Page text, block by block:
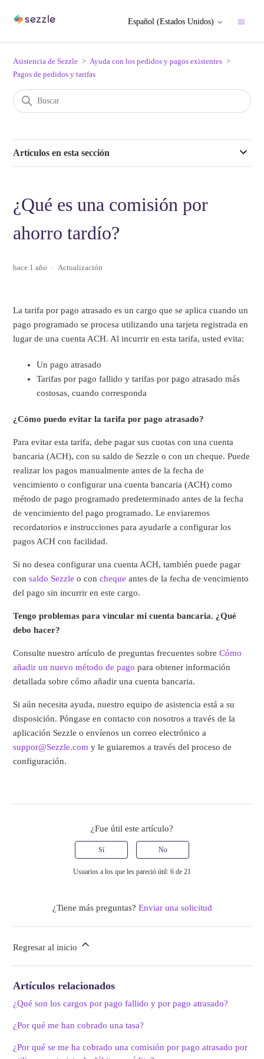
Español (Estados Unidos)
Asistencia de Sezzle
Ayuda con los pedidos y pagos existentes
Pagos de pedidos y tarifas
Artículos en esta sección
¿Qué es una comisión por
ahorro tardío?
hace 1 año Actualización
La tarifa por pago atrasado es un cargo que se aplica cuando un
pago programado se procesa utilizando una tarjeta registrada en
lugar de una cuenta ACH. Al incurrir en esta tarifa, usted evita:
Un pago atrasado
Tarifas por pago fallido y tarifas por pago atrasado más
costosas, cuando corresponda
¿Cómo puedo evitar la tarifa por pago atrasado?
Para evitar esta tarifa, debe pagar sus cuotas con una cuenta
bancaria (ACH), con su saldo de Sezzle o con un cheque. Puede
realizar los pagos manualmente antes de la fecha de
vencimiento o configurar una cuenta bancaria (ACH) como
método de pago programado predeterminado antes de la fecha
de vencimiento del pago programado. Le enviaremos
recordatorios e instrucciones para ayudarle a configurar los
pagos ACH con facilidad.
Si no desea configurar una cuenta ACH, también puede pagar
consaldo Sezzle o concheque antes de la fecha de vencimiento
del pago sin incurrir en este cargo.
Tengo problemas para vincular mi cuenta bancaria. ¿Qué
debo hacer?
Consulte nuestro artículo de preguntas frecuentes sobreCómo
añadir un nuevo método de pago para obtener información
detallada sobre cómo añadir una cuenta bancaria.
Si aún necesita ayuda, nuestro equipo de asistencia está a su
disposición. Póngase en contacto con nosotros a través de la
aplicación Sezzle o envíenos un correo electrónico a
suppor@Sezzle.com y le guiaremos a través del proceso de
configuración.
¿Fue útil este artículo?
Sí No
Usuarios a los que les pareció útil: 6 de 21
¿Tiene más preguntas? Enviar una solicitud
Regresar al inicio
Artículos relacionados
¿Qué son los cargos por pago fallido y por pago atrasado?
¿Por qué me han cobrado una tasa?
¿Por qué se me ha cobrado una comisión por pago atrasado por